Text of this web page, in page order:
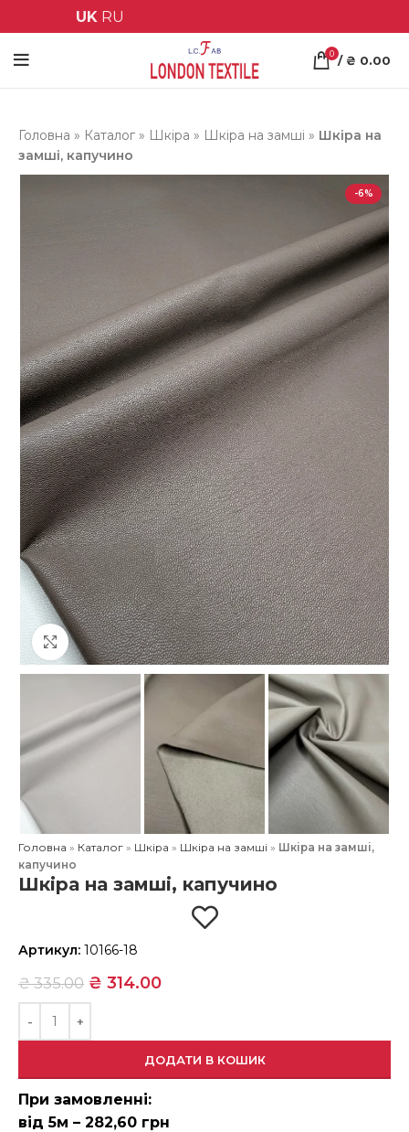
UK RU
0 / ₴ 0.00
Головна » Каталог » Шкіра » Шкіра на замші » Шкіра на
замші, капучино
-6%
Клацніть, щоб збільшити
Головна » Каталог » Шкіра » Шкіра на замші » Шкіра на замші,
капучино
Шкіра на замші, капучино
Артикул:10166-18
₴335.00 ₴ 314.00
ДОДАТИ В КОШИК
При замовленні:
від 5м – 282,60 грн